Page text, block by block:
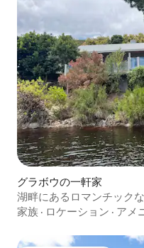
グラボウの一軒家
湖畔にあるロマンチック
家族 · ロケーション · アメ